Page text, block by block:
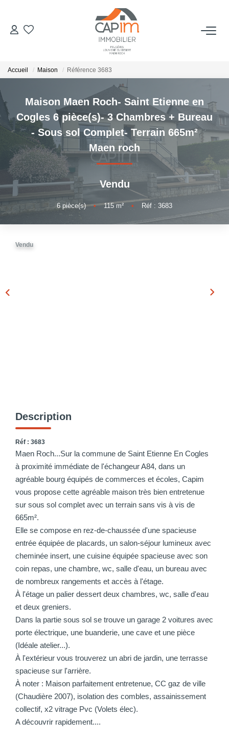
VENTES
ESTIMATION
NOTRE AGENCE
Qui Sommes Nous
Notre Équipe
Nos Actualités
CONTACT
Accueil Maison Référence 3683
Maison Maen Roch- Saint Etienne en
Cogles 6 pièce(s)- 3 Chambres + Bureau
- Sous sol Complet- Terrain 665m²
Maen roch
Vendu
6pièce(s) • 115m² • Réf : 3683
Vendu
Description
Réf : 3683
Maen Roch...Sur la commune de Saint Etienne En Cogles
à proximité immédiate de l'échangeur A84, dans un
agréable bourg équipés de commerces et écoles, Capim
vous propose cette agréable maison très bien entretenue
sur sous sol complet avec un terrain sans vis à vis de
665m².
Elle se compose en rez-de-chaussée d'une spacieuse
entrée équipée de placards, un salon-séjour lumineux avec
cheminée insert, une cuisine équipée spacieuse avec son
coin repas, une chambre, wc, salle d'eau, un bureau avec
de nombreux rangements et accès à l'étage.
À l'étage un palier dessert deux chambres, wc, salle d'eau
et deux greniers.
Dans la partie sous sol se trouve un garage 2 voitures avec
porte électrique, une buanderie, une cave et une pièce
(Idéale atelier...).
À l'extérieur vous trouverez un abri de jardin, une terrasse
spacieuse sur l'arrière.
À noter : Maison parfaitement entretenue, CC gaz de ville
(Chaudière 2007), isolation des combles, assainissement
collectif, x2 vitrage Pvc (Volets élec).
A découvrir rapidement....